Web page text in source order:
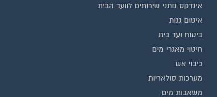
אינדקס נותני שירותים לוועד הבית
איטום גגות
ביטוח ועד בית
חיטוי מאגרי מים
כיבוי אש
מערכות סולאריות
משאבות מים